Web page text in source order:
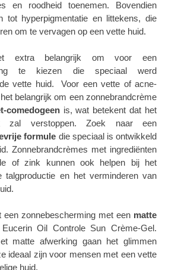
en roodheid toenemen. Bovendien
tot hyperpigmentatie en littekens, die
om te vervagen op een vette huid.
extra belangrijk om voor een
te kiezen die speciaal werd
vette huid. Voor een vette of acne-
belangrijk om een zonnebrandcrème
comedogeenis, wat betekent dat het
zal verstoppen. Zoek naar een
formule die speciaal is ontwikkeld
Zonnebrandcrèmes met ingrediënten
of zink kunnen ook helpen bij het
talgproductie en het verminderen van
zonnebescherming met een matte
Oil Controle Sun Crème-Gel.
matte afwerking gaan het glimmen
ideaal zijn voor mensen met een vette
huid.